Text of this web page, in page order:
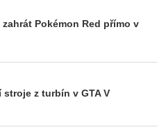
Pokémon Red přímo v
z turbín v GTA V